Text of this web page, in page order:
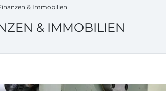
& Immobilien
& IMMOBILIEN